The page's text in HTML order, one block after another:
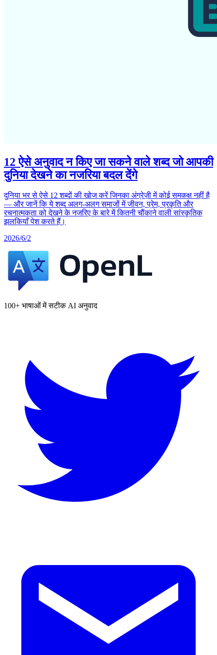
12 ऐसे अनुवाद न किए जा सकने वाले शब्द जो आपकी
दुनिया देखने का नजरिया बदल देंगे
दुनिया भर से ऐसे 12 शब्दों की खोज करें जिनका अंग्रेज़ी में कोई समकक्ष नहीं है
— और जानें कि ये शब्द अलग-अलग समाजों में जीवन, प्रेम, प्रकृति और
रचनात्मकता को देखने के नजरिए के बारे में कितनी चौंकाने वाली सांस्कृतिक
झलकियाँ पेश करते हैं।
2026/6/2
100+ भाषाओं में सटीक AI अनुवाद